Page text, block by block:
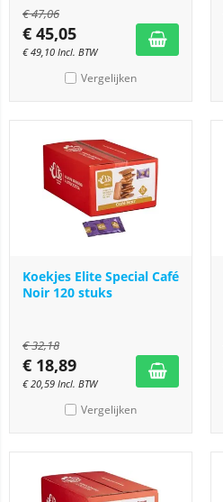
€47,06
€ 45,05
€49,10 Incl. BTW
Vergelijken
Koekjes Elite Special Café
Noir 120 stuks
€32,18
€ 18,89
€20,59 Incl. BTW
Vergelijken